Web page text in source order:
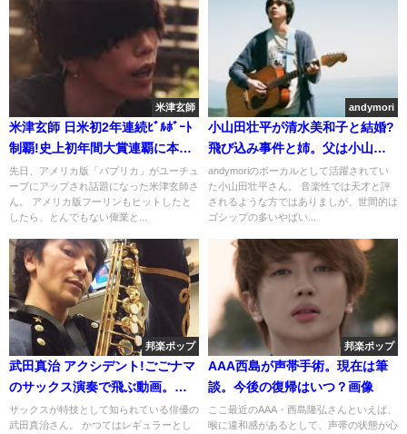
米津玄師
米津玄師 日米初2年連続ﾋﾞﾙﾎﾞｰﾄ
制覇!史上初年間大賞連覇に本人ｺ
ﾒﾝﾄ
先日、アメリカ版「パプリカ」がユーチュ
ーブにアップされ話題になった米津玄師さ
ん。 アメリカ版フーリンもヒットしたと
したら、とんでもない偉業と...
andymori
小山田壮平が清水美和子と結婚?
飛び込み事件と姉。父は小山田
圭吾ではない
andymoriのボーカルとして活躍されてい
た小山田壮平さん。 音楽性では天才と評
されるような方ではありましが、世間的は
ゴシップの多いやばい...
邦楽ポップ
武田真治 アクシデント!ごごナマ
のサックス演奏で飛ぶ動画。腕
前は上手
サックスが特技として知られている俳優の
武田真治さん。 かつてはレギュラーとし
邦楽ポップ
AAA西島が声帯手術。現在は筆
談。今後の復帰はいつ？画像
ここ最近のAAA・西島隆弘さんといえば、
喉に違和感があるとして、声帯の状態が心